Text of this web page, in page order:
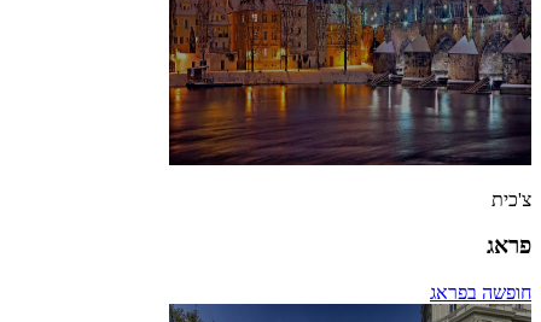
צ'כית
פראג
חופשה בפראג